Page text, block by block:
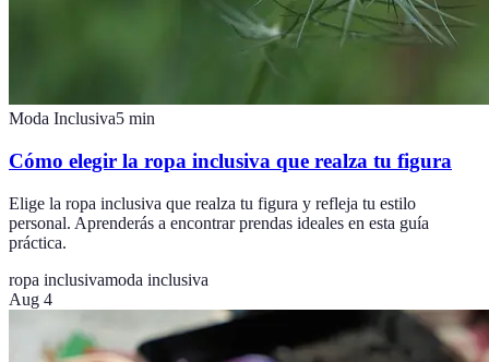
Moda Inclusiva5 min
Cómo elegir la ropa inclusiva que realza tu figura
Elige la ropa inclusiva que realza tu figura y refleja tu estilo
personal. Aprenderás a encontrar prendas ideales en esta guía
práctica.
ropa inclusivamoda inclusiva
Aug 4